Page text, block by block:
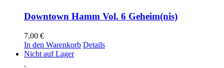
Downtown Hamm Vol. 6 Geheim(nis)
7,00 €
In den Warenkorb Details
Nicht auf Lager